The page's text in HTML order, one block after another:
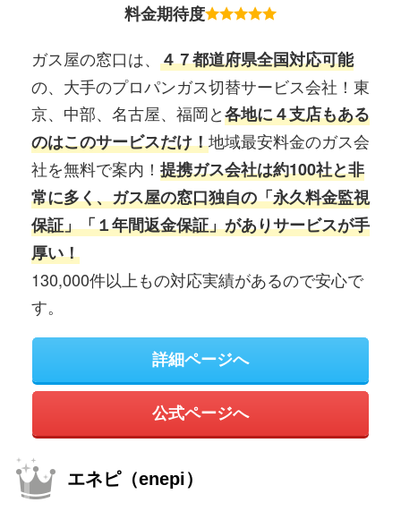
料金期待度
ガス屋の窓口は、 ４７都道府県全国対応可能
の、大手のプロパンガス切替サービス会社！東
京、中部、名古屋、福岡と各地に４支店もある
のはこのサービスだけ！地域最安料金のガス会
社を無料で案内！ 提携ガス会社は約100社と非
常に多く、ガス屋の窓口独自の「永久料金監視
保証」「１年間返金保証」がありサービスが手
厚い！
130,000件以上もの対応実績があるので安心で
す。
詳細ページへ
公式ページへ
エネピ（enepi）